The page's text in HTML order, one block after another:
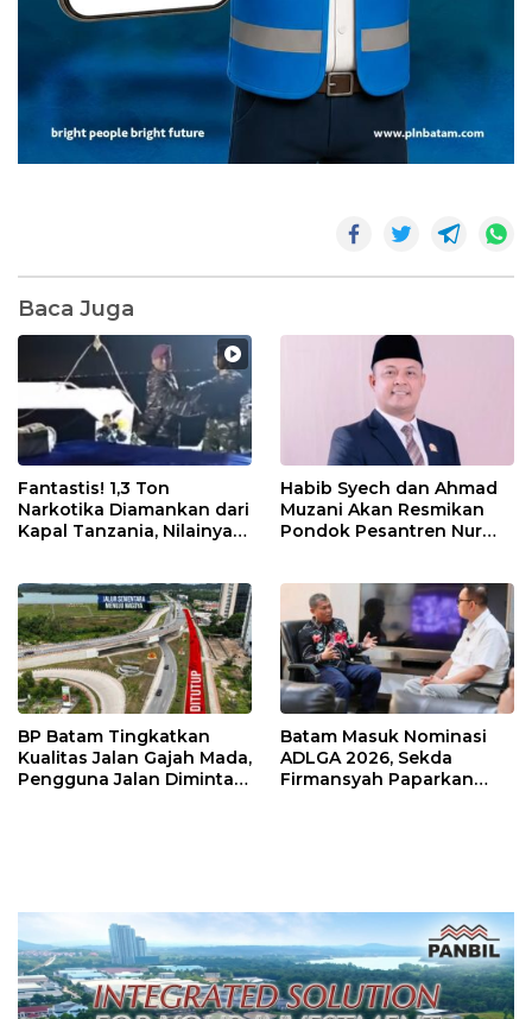
Baca Juga
Fantastis! 1,3 Ton
Narkotika Diamankan dari
Kapal Tanzania, Nilainya
Habib Syech dan Ahmad
Muzani Akan Resmikan
Pondok Pesantren Nur
BP Batam Tingkatkan
Kualitas Jalan Gajah Mada,
Pengguna Jalan Diminta
Batam Masuk Nominasi
ADLGA 2026, Sekda
Firmansyah Paparkan